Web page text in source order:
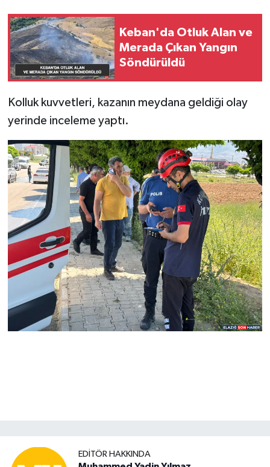
Keban'da Otluk Alan ve
Merada Çıkan Yangın
Söndürüldü
Kolluk kuvvetleri, kazanın meydana geldiği olay
yerinde inceleme yaptı.
EDITÖR HAKKINDA
YAŞAM